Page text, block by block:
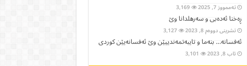
تەممووز 7, 2025
3,169
ڕەخنا ئەدەبی و سەرهلدانا وێ
تشرینی دووەم 8, 2023 3,127
ئەفسانە… بنەما و تایبەتمەندییێن وێ ئەفسانەیێن كوردی
ئاب 8, 2023 3,101